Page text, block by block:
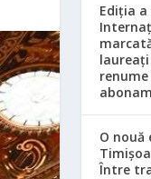
Ediția a
O nouă
Între